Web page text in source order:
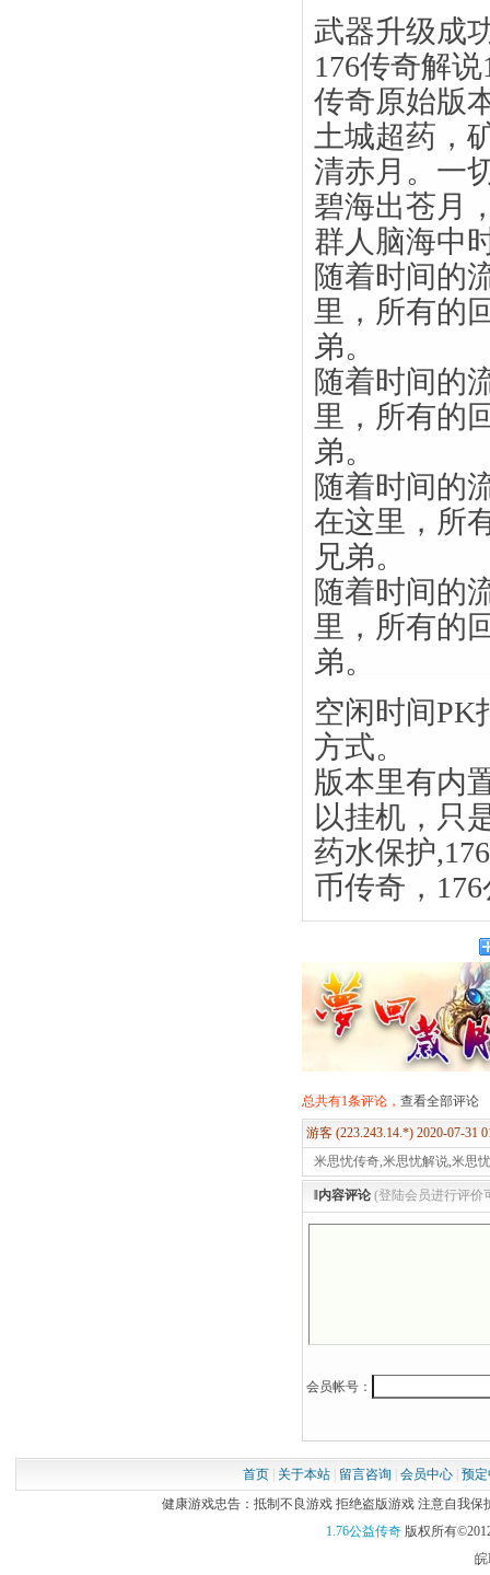
武器升级成
176传奇解
传奇原始版
土城超药，
清赤月。一
碧海出苍月
群人脑海中
随着时间的
里，所有的
弟。
随着时间的
里，所有的
弟。
随着时间的
在这里，所
兄弟。
随着时间的
里，所有的
弟。
空闲时间PK
方式。
版本里有内
以挂机，只
药水保护
币传奇，
总共有1条评论， 查看全部评论
游客 (223.243.14.*) 2020-07-31
米思忧传奇,米思忧解说,米思
‖内容评论 (登陆会员进行评价
会员帐号：
首页| 关于本站| 留言咨询 会员中心| 预
健康游戏忠告：抵制不良游戏 拒绝盗版游戏 注意自我保
1.76公益传奇版权所有
皖